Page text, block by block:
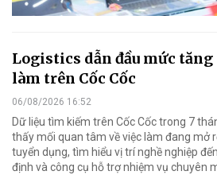
Logistics dẫn đầu mức
làm trên Cốc Cốc
06/08/2026 16:52
Dữ liệu tìm kiếm trên Cốc Cốc trong 7
thấy mối quan tâm về việc làm đang mở
tuyển dụng, tìm hiểu vị trí nghề nghiệp
định và công cụ hỗ trợ nhiệm vụ chuyên